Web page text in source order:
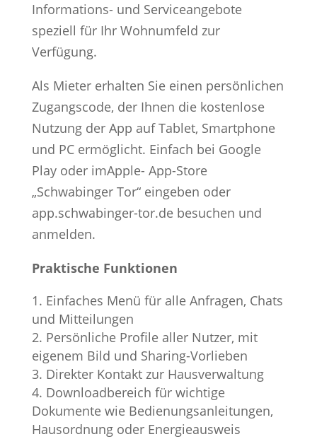
Informations- und Serviceangebote
speziell für Ihr Wohnumfeld zur
Verfügung.
Als Mieter erhalten Sie einen persönlichen
Zugangscode, der Ihnen die kostenlose
Nutzung der App auf Tablet, Smartphone
und PC ermöglicht. Einfach bei Google
Play oder imApple- App-Store
„Schwabinger Tor“ eingeben oder
app.schwabinger-tor.de besuchen und
anmelden.
Praktische Funktionen
Einfaches Menü für alle Anfragen, Chats
und Mitteilungen
Persönliche Profile aller Nutzer, mit
eigenem Bild und Sharing-Vorlieben
Direkter Kontakt zur Hausverwaltung
Downloadbereich für wichtige
Dokumente wie Bedienungsanleitungen,
Hausordnung oder Energieausweis